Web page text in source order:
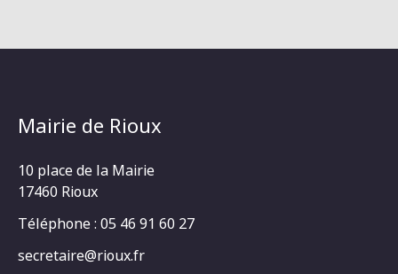
Mairie de Rioux
10 place de la Mairie
17460 Rioux
Téléphone : 05 46 91 60 27
secretaire@rioux.fr